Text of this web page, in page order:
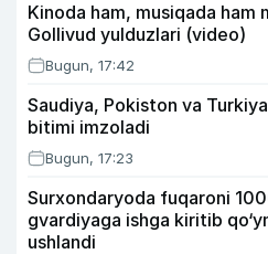
Kinoda ham, musiqada
Gollivud yulduzlari (video)
Bugun, 17:42
Saudiya, Pokiston va
bitimi imzoladi
Bugun, 17:23
Surxondaryoda fuqaroni
gvardiyaga ishga kiritib
ushlandi